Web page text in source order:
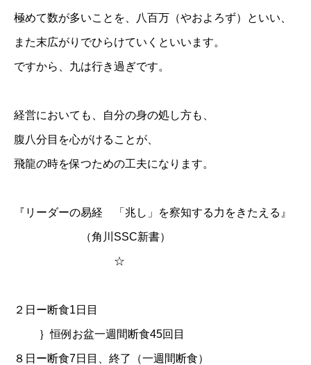
極めて数が多いことを、八百万（やおよろず）といい、
また末広がりでひらけていくといいます。
ですから、九は行き過ぎです。
経営においても、自分の身の処し方も、
腹八分目を心がけることが、
飛龍の時を保つための工夫になります。
『リーダーの易経 「兆し」を察知する力をきたえる』
（角川SSC新書）
☆
２日ー断食1日目
｝恒例お盆一週間断食45回目
８日ー断食7日目、終了（一週間断食）